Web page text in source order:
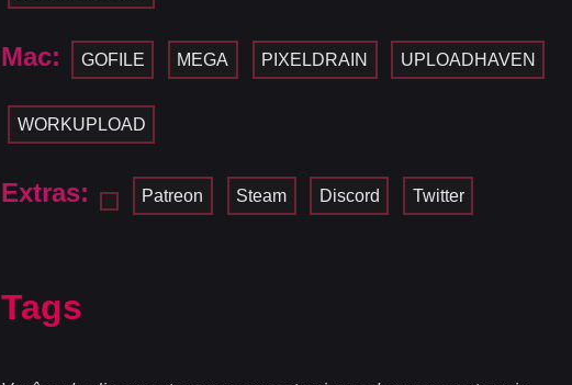
Mac: GOFILE MEGA PIXELDRAIN UPLOADHAVEN
WORKUPLOAD
Extras: Patreon Steam Discord Twitter
Tags